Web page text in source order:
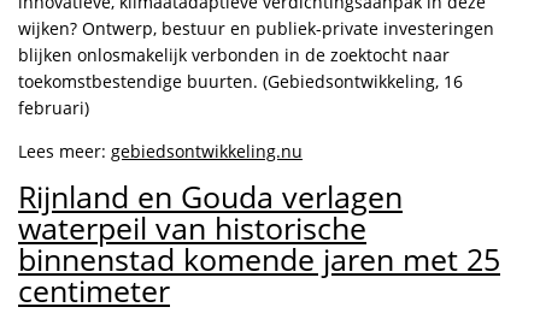
wijken? Ontwerp, bestuur en publiek-private investeringen
blijken onlosmakelijk verbonden in de zoektocht naar
toekomstbestendige buurten. (Gebiedsontwikkeling, 16
februari)
Lees meer: gebiedsontwikkeling.nu
Rijnland en Gouda verlagen
waterpeil van historische
binnenstad komende jaren met 25
centimeter